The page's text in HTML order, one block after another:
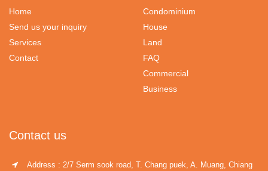
Home
Send us your inquiry
Services
Contact
Condominium
House
Land
FAQ
Commercial
Business
Contact us
Address : 2/7 Serm sook road, T. Chang puek, A. Muang, Chiang